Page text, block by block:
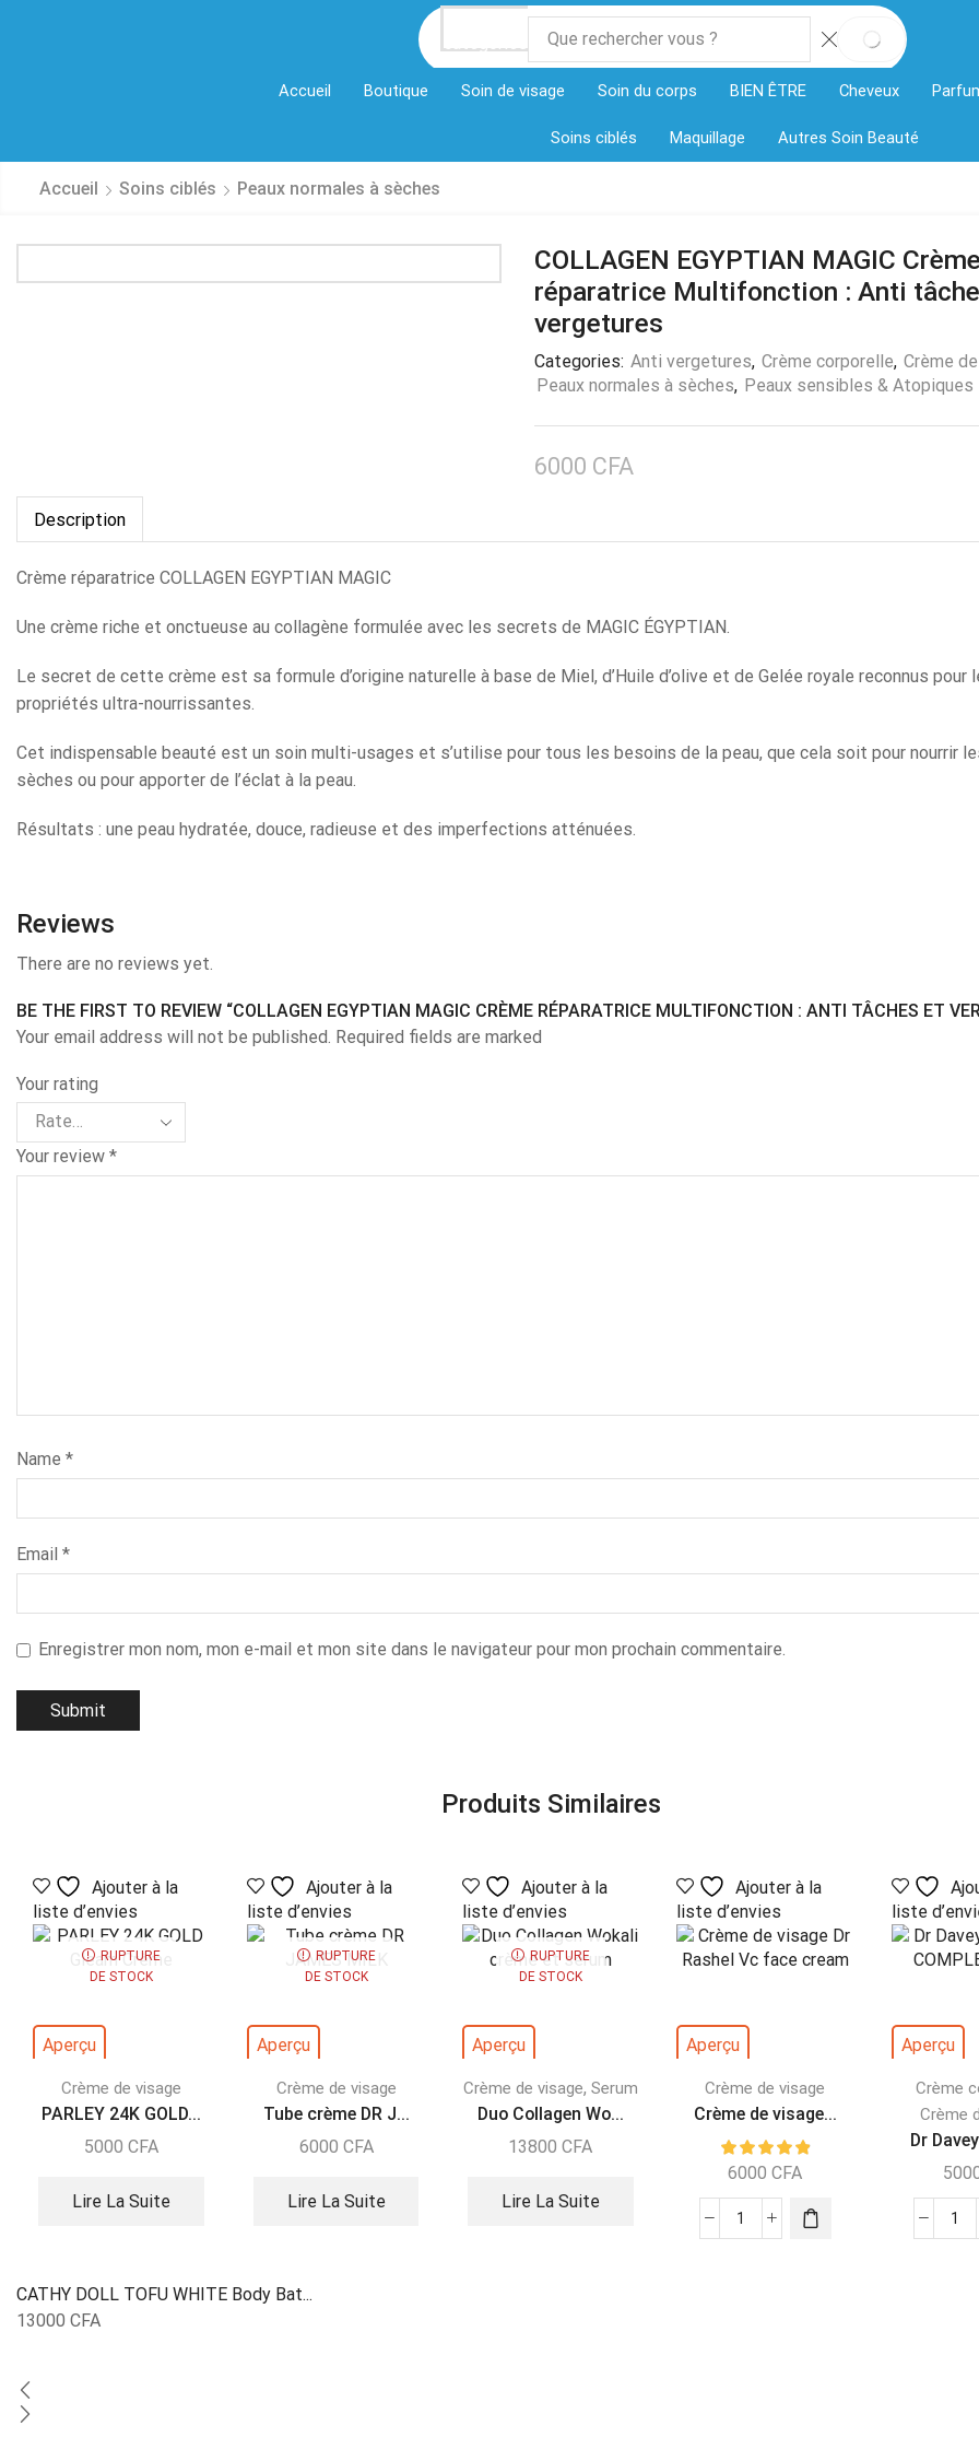
categories
Accueil Boutique Soin de visage Soin du corps BIEN ÊTRE Cheveux
Soins ciblés Maquillage Autres Soin Beauté
Accueil Soins ciblés Peaux normales à sèches
COLLAGEN EGYPTIAN MAGIC Crème
réparatrice Multifonction : Anti
vergetures
Categories: Anti vergetures, Crème corporelle, Crème
Peaux normales à sèches, Peaux sensibles & Atopiques
6000 CFA
Description
Crème réparatrice COLLAGEN EGYPTIAN MAGIC
Une crème riche et onctueuse au collagène formulée avec les secrets de MAGIC ÉGYPTIAN.
Le secret de cette crème est sa formule d’origine naturelle à base de Miel, d’Huile d’olive et de Gelée royale reconnus pour
propriétés ultra-nourrissantes.
Cet indispensable beauté est un soin multi-usages et s’utilise pour tous les besoins de la peau, que cela soit pour nourrir
sèches ou pour apporter de l’éclat à la peau.
Résultats : une peau hydratée, douce, radieuse et des imperfections atténuées.
Reviews
There are no reviews yet.
BE THE FIRST TO REVIEW “COLLAGEN EGYPTIAN MAGIC CRÈME RÉPARATRICE MULTIFONCTION : ANTI TÂCHES ET
Your email address will not be published. Required fields are marked
Your rating
Your review *
Name *
Email *
Enregistrer mon nom, mon e-mail et mon site dans le navigateur pour mon prochain commentaire.
Produits Similaires
Ajouter à la
liste d’envies
RUPTURE
DE STOCK
Aperçu
Crème de visage
PARLEY 24K GOLD...
5000CFA
Lire La Suite
Ajouter à la
liste d’envies
RUPTURE
DE STOCK
Aperçu
Crème de visage
Tube crème DR J...
6000 CFA
Lire La Suite
Ajouter à la
liste d’envies
RUPTURE
DE STOCK
Aperçu
Crème de visage, Serum
Duo Collagen Wo...
13800CFA
Lire La Suite
Ajouter à la
liste d’envies
Aperçu
Crème de visage
Crème de visage...
6000CFA
liste
Aperçu
Crème
Crème
Dr
CATHY DOLL TOFU WHITE Body Bat...
13000 CFA